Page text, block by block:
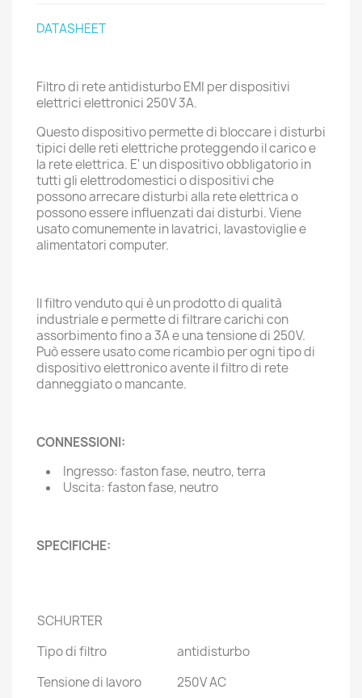
DATASHEET
Filtro di rete antidisturbo EMI per dispositivi
elettrici elettronici 250V 3A.
Questo dispositivo permette di bloccare i disturbi
tipici delle reti elettriche proteggendo il carico e
la rete elettrica. E' un dispositivo obbligatorio in
tutti gli elettrodomestici o dispositivi che
possono arrecare disturbi alla rete elettrica o
possono essere influenzati dai disturbi. Viene
usato comunemente in lavatrici, lavastoviglie e
alimentatori computer.
Il filtro venduto qui è un prodotto di qualità
industriale e permette di filtrare carichi con
assorbimento fino a 3A e una tensione di 250V.
Può essere usato come ricambio per ogni tipo di
dispositivo elettronico avente il filtro di rete
danneggiato o mancante.
CONNESSIONI:
Ingresso: faston fase, neutro, terra
Uscita: faston fase, neutro
SPECIFICHE:
SCHURTER
Tipo di filtro
antidisturbo
Tensione di lavoro
250V AC